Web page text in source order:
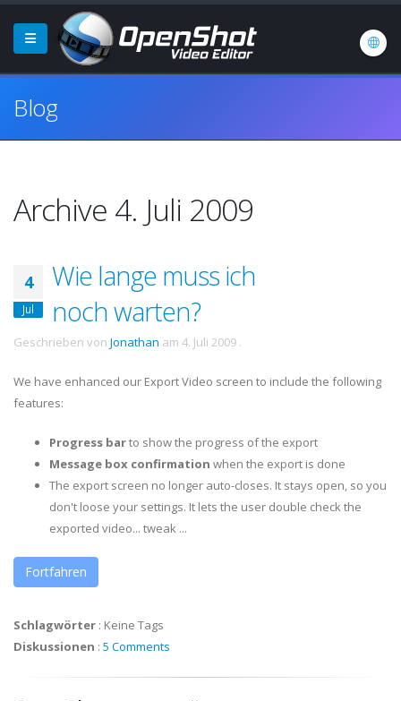
Blog
Archive 4. Juli 2009
4
Jul
Wie lange muss ich
noch warten?
Geschrieben von Jonathan am 4. Juli 2009 .
We have enhanced our Export Video screen to include the following
features:
Progress barto show the progress of the export
Message box confirmation when the export is done
The export screen no longer auto-closes. It stays open, so you
don't loose your settings. It lets the user double check the
exported video... tweak ...
Fortfahren
Schlagwörter : Keine Tags
Diskussionen : 5 Comments